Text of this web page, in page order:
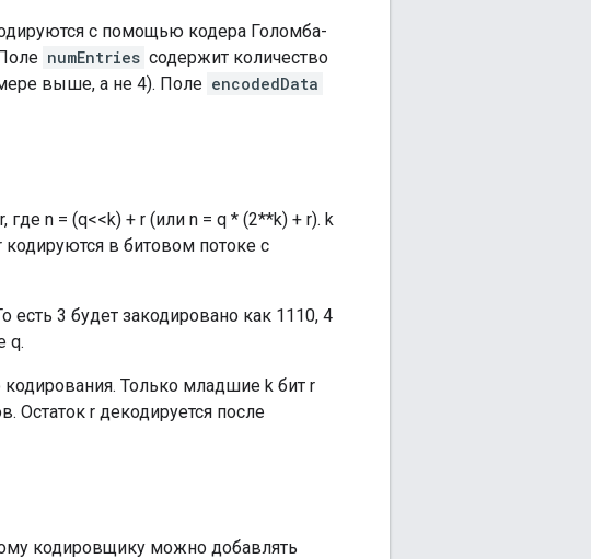
с помощью кодера Голомба-
numEntries содержит количество
выше, а не 4). Поле encodedData
n = (q<<k) + r (или n = q * (2**k) + r). k
кодируются в битовом потоке с
есть 3 будет закодировано как 1110, 4
q.
кодирования. Только младшие k бит r
Остаток r декодируется после
кодировщику можно добавлять